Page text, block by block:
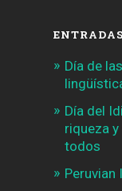
Día de
Día del
riqueza
todos
Peruvian